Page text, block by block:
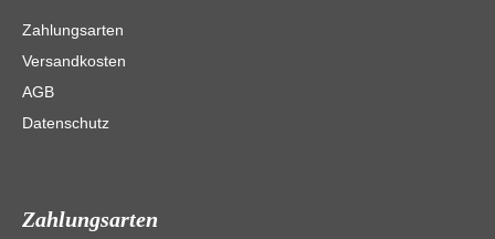
Zahlungsarten
Versandkosten
AGB
Datenschutz
Zahlungsarten